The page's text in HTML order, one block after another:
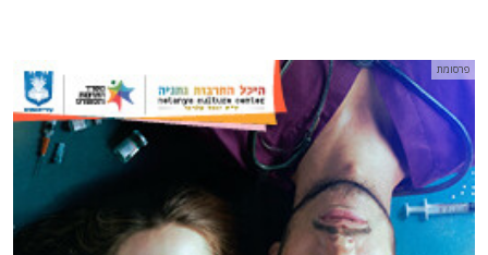
פרסומת